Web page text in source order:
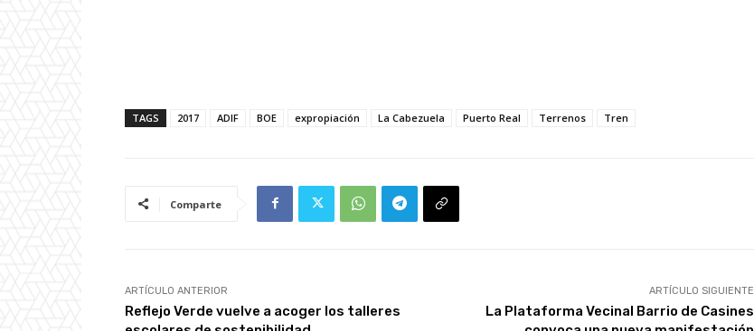
TAGS 2017 ADIF BOE expropiación La Cabezuela Puerto Real Terrenos Tren
Comparte
ARTÍCULO ANTERIOR
Reflejo Verde vuelve a acoger los talleres
ARTÍCULO SIGUIENTE
La Plataforma Vecinal Barrio de Casines